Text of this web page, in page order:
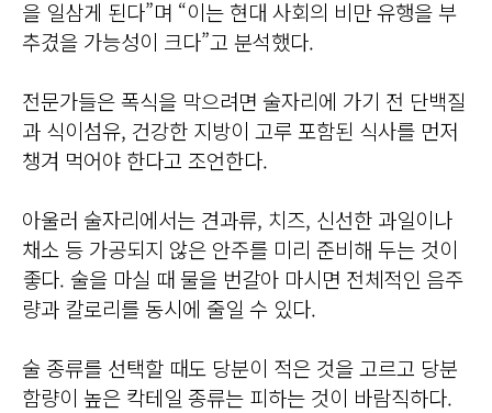
을 일삼게 된다”며 “이는 현대 사회의 비만 유행을 부
추겼을 가능성이 크다”고 분석했다.
전문가들은 폭식을 막으려면 술자리에 가기 전 단백질
과 식이섬유, 건강한 지방이 고루 포함된 식사를 먼저
챙겨 먹어야 한다고 조언한다.
아울러 술자리에서는 견과류, 치즈, 신선한 과일이나
채소 등 가공되지 않은 안주를 미리 준비해 두는 것이
좋다. 술을 마실 때 물을 번갈아 마시면 전체적인 음주
량과 칼로리를 동시에 줄일 수 있다.
술 종류를 선택할 때도 당분이 적은 것을 고르고 당분
함량이 높은 칵테일 종류는 피하는 것이 바람직하다.